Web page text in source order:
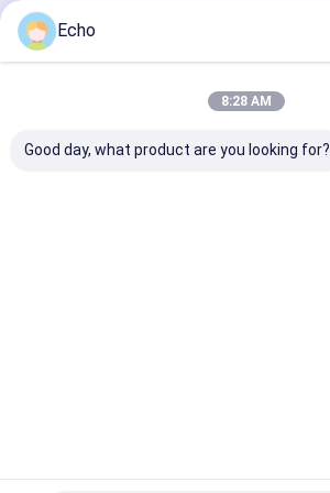
Echo
8:28 AM
Good day, what product are you looking for?